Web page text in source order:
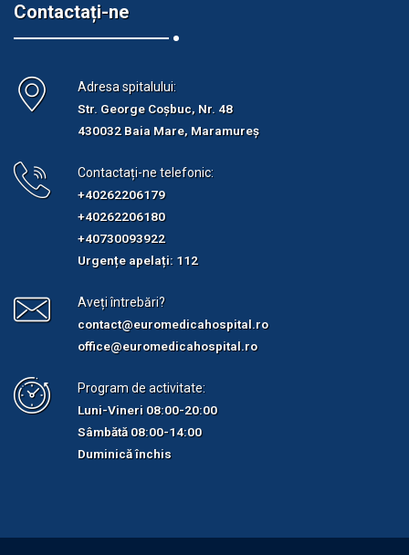
Contactați-ne
Adresa spitalului:
Str. George Coșbuc, Nr. 48
430032 Baia Mare, Maramureș
Contactați-ne telefonic:
+40262206179
+40262206180
+40730093922
Urgențe apelați: 112
Aveți întrebări?
contact@euromedicahospital.ro
office@euromedicahospital.ro
Program de activitate:
Luni-Vineri 08:00-20:00
Sâmbătă 08:00-14:00
Duminică închis